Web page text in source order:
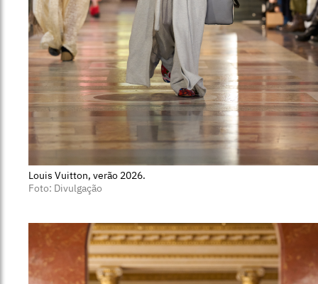
Louis Vuitton, verão 2026.
Foto: Divulgação